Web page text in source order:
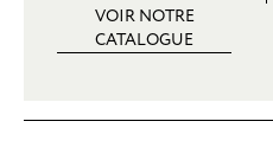
VOIR NOTRE
CATALOGUE